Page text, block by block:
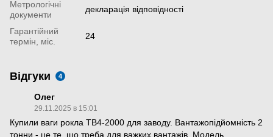
Метрологічні
документи
декларація відповідності
Гарантійний
термін, міс.
24
Відгуки 4
Олег
29.11.2025 в 15:01
Купили ваги рокла ТВ4-2000 для заводу. Вантажопідйомність 2
тонни - це те, що треба для важких вантажів. Модель